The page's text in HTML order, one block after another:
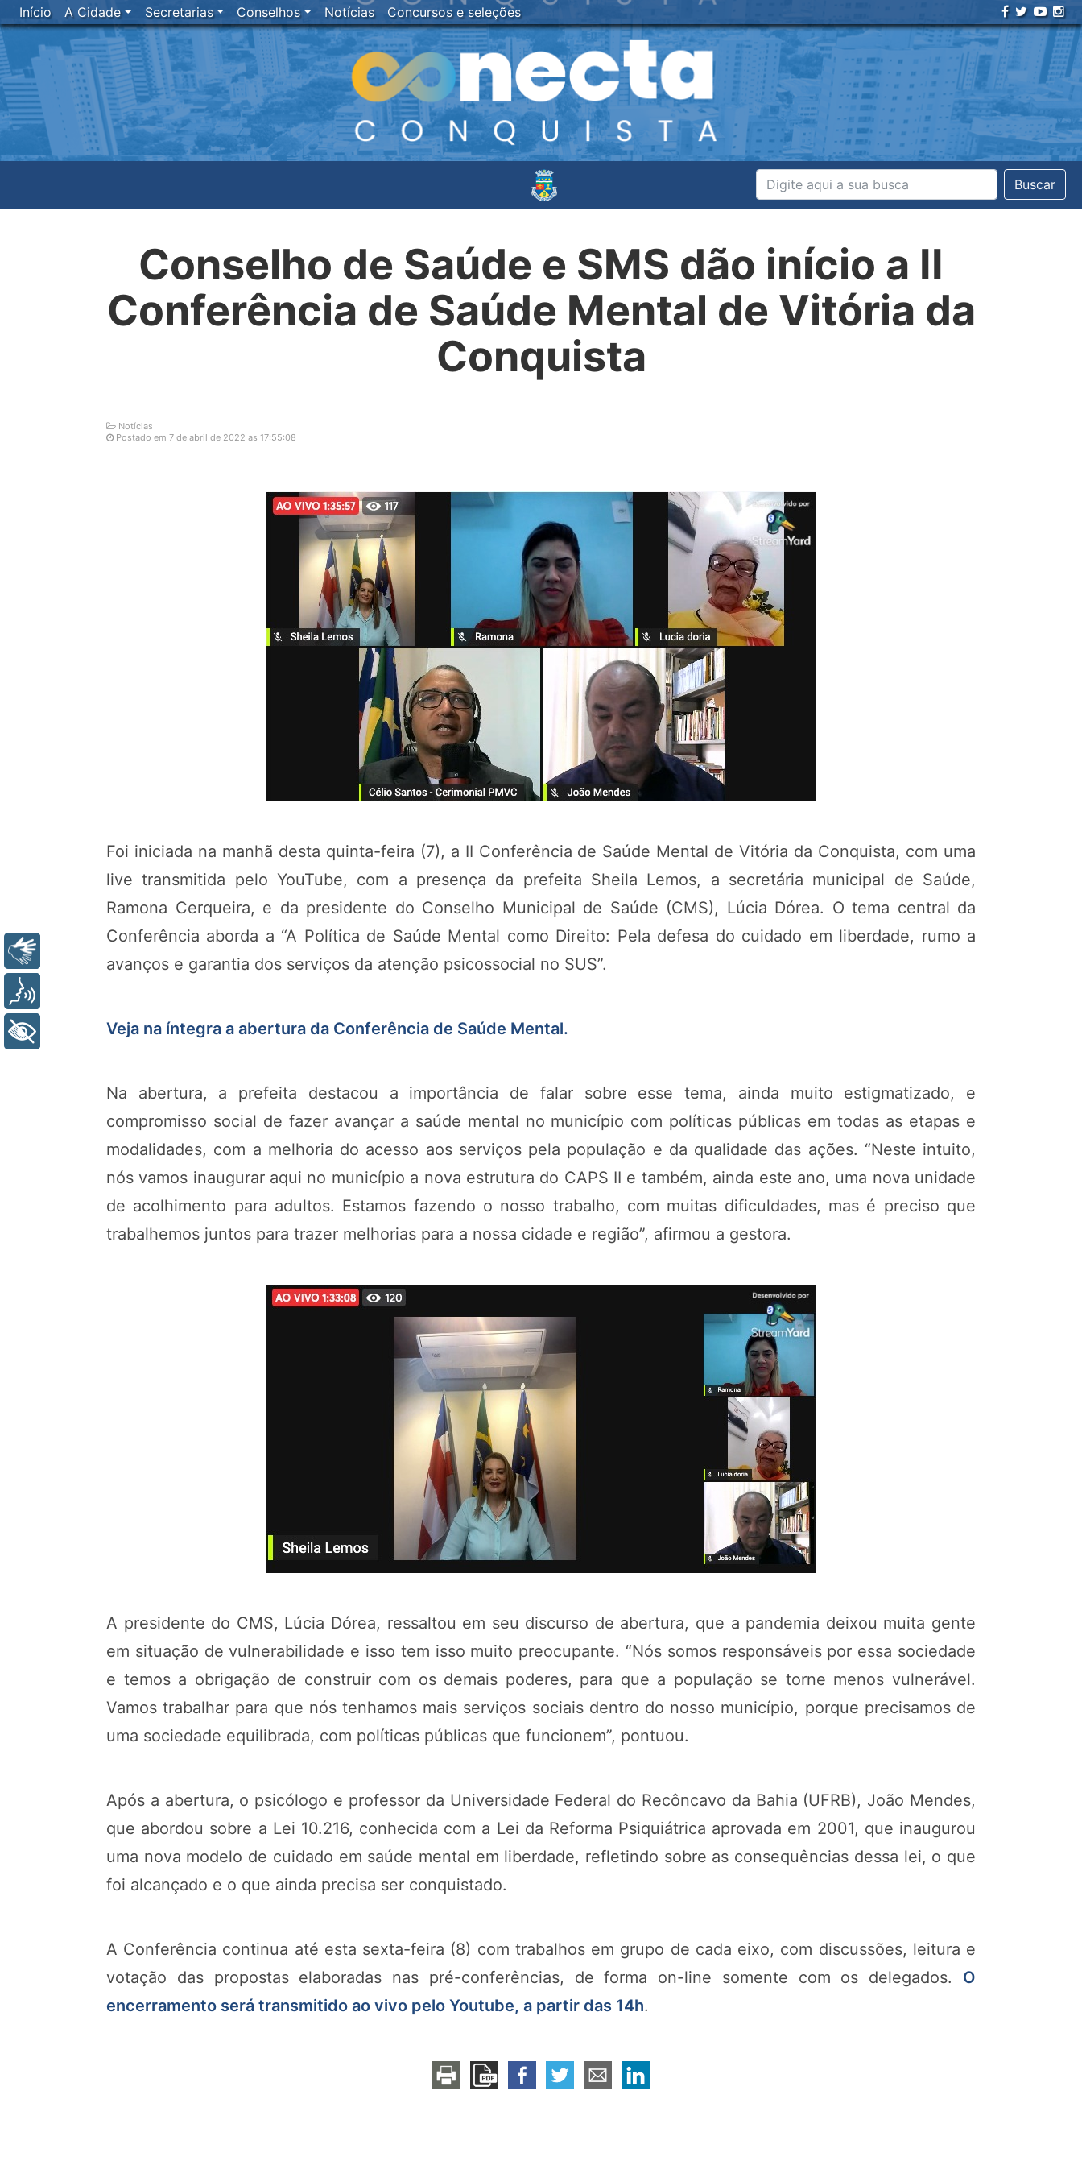
Início A Cidade Secretarias Conselhos Notícias Concursos e seleções
Buscar
Conselho de Saúde e SMS dão início a II
Conferência de Saúde Mental de Vitória da
Conquista
Notícias
Postado em 7 de abril de 2022 as 17:55:08
Foi iniciada na manhã desta quinta-feira (7), a II Conferência de Saúde Mental de Vitória da Conquista, com uma
live transmitida pelo YouTube, com a presença da prefeita Sheila Lemos, a secretária municipal de Saúde,
Ramona Cerqueira, e da presidente do Conselho Municipal de Saúde (CMS), Lúcia Dórea. O tema central da
Conferência aborda a “A Política de Saúde Mental como Direito: Pela defesa do cuidado em liberdade, rumo a
avanços e garantia dos serviços da atenção psicossocial no SUS”.
Veja na íntegra a abertura da Conferência de Saúde Mental.
Na abertura, a prefeita destacou a importância de falar sobre esse tema, ainda muito estigmatizado, e
compromisso social de fazer avançar a saúde mental no município com políticas públicas em todas as etapas e
modalidades, com a melhoria do acesso aos serviços pela população e da qualidade das ações. “Neste intuito,
nós vamos inaugurar aqui no município a nova estrutura do CAPS II e também, ainda este ano, uma nova unidade
de acolhimento para adultos. Estamos fazendo o nosso trabalho, com muitas dificuldades, mas é preciso que
trabalhemos juntos para trazer melhorias para a nossa cidade e região”, afirmou a gestora.
A presidente do CMS, Lúcia Dórea, ressaltou em seu discurso de abertura, que a pandemia deixou muita gente
em situação de vulnerabilidade e isso tem isso muito preocupante. “Nós somos responsáveis por essa sociedade
e temos a obrigação de construir com os demais poderes, para que a população se torne menos vulnerável.
Vamos trabalhar para que nós tenhamos mais serviços sociais dentro do nosso município, porque precisamos de
uma sociedade equilibrada, com políticas públicas que funcionem”, pontuou.
Após a abertura, o psicólogo e professor da Universidade Federal do Recôncavo da Bahia (UFRB), João Mendes,
que abordou sobre a Lei 10.216, conhecida com a Lei da Reforma Psiquiátrica aprovada em 2001, que inaugurou
uma nova modelo de cuidado em saúde mental em liberdade, refletindo sobre as consequências dessa lei, o que
foi alcançado e o que ainda precisa ser conquistado.
A Conferência continua até esta sexta-feira (8) com trabalhos em grupo de cada eixo, com discussões, leitura e
votação das propostas elaboradas nas pré-conferências, de forma on-line somente com os delegados. O
encerramento será transmitido ao vivo pelo Youtube, a partir das 14h.
+ Acessibilidade